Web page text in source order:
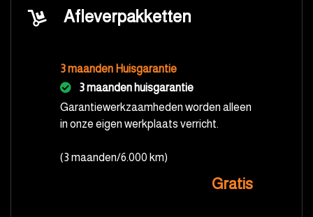
Afleverpakketten
3 maanden Huisgarantie
3 maanden huisgarantie
Garantiewerkzaamheden worden alleen
in onze eigen werkplaats verricht.
(3 maanden/6.000 km)
Gratis